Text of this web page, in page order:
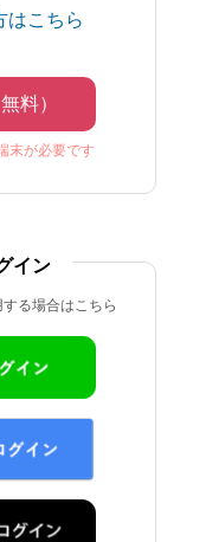
はこちら
料）
末が必要です
る場合はこちら
イン